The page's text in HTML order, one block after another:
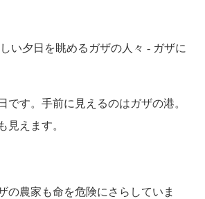
です。手前に見えるのはガザの港。
見えます。
の農家も命を危険にさらしていま